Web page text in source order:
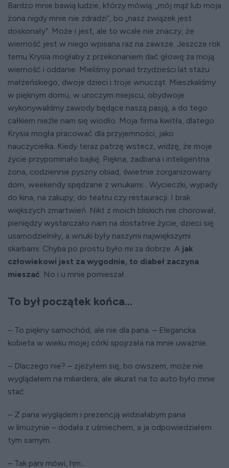
Bardzo mnie bawią ludzie, którzy mówią: „mój mąż lub moja
żona nigdy mnie nie zdradzi”, bo „nasz związek jest
doskonały”. Może i jest, ale to wcale nie znaczy, że
wierność jest w niego wpisana raz na zawsze. Jeszcze rok
temu Krysia mogłaby z przekonaniem dać głowę za moją
wierność i oddanie. Mieliśmy ponad trzydzieści lat stażu
małżeńskiego, dwoje dzieci i troje wnucząt. Mieszkaliśmy
w pięknym domu, w uroczym miejscu, obydwoje
wykonywaliśmy zawody będące naszą pasją, a do tego
całkiem nieźle nam się wiodło. Moja firma kwitła, dlatego
Krysia mogła pracować dla przyjemności, jako
nauczycielka. Kiedy teraz patrzę wstecz, widzę, że moje
życie przypominało bajkę. Piękna, zadbana i inteligentna
żona, codziennie pyszny obiad, świetnie zorganizowany
dom, weekendy spędzane z wnukami... Wycieczki, wypady
do kina, na zakupy, do teatru czy restauracji. I brak
większych zmartwień. Nikt z moich bliskich nie chorował,
pieniędzy wystarczało nam na dostatnie życie, dzieci się
usamodzielniły, a wnuki były naszymi największymi
skarbami. Chyba po prostu było mi za dobrze. A jak
człowiekowi jest za wygodnie, to diabeł zaczyna
mieszać. No i u mnie pomieszał…
To był początek końca...
– To piękny samochód, ale nie dla pana. – Elegancka
kobieta w wieku mojej córki spojrzała na mnie uważnie.
– Dlaczego nie? – zjeżyłem się, bo owszem, może nie
wyglądałem na miliardera, ale akurat na to auto było mnie
stać.
– Z pana wyglądem i prezencją widziałabym pana
w limuzynie – dodała z uśmiechem, a ja odpowiedziałem
tym samym.
– Tak pani mówi, hm...